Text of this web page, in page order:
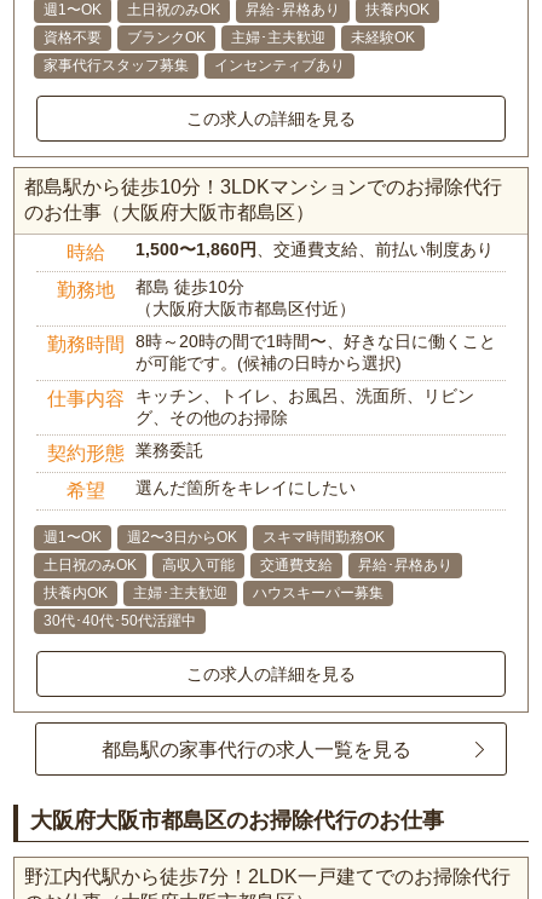
週1〜OK 土日祝のみOK 昇給･昇格あり
扶養内OK
資格不要
ブランクOK 主婦･主夫歓迎
未経験OK
家事代行スタッフ募集
インセンティブあり
この求人の詳細を見る
都島駅から徒歩10分！3LDKマンションでのお掃除代行
のお仕事（大阪府大阪市都島区）
時給 1,500〜1,860円、交通費支給、前払い制度あり
勤務地
都島 徒歩10分
（大阪府大阪市都島区付近）
勤務時間
8時～20時の間で1時間〜、好きな日に働くこと
が可能です。(候補の日時から選択)
仕事内容
キッチン、トイレ、お風呂、洗面所、リビン
グ、その他のお掃除
契約形態 業務委託
希望 選んだ箇所をキレイにしたい
週1〜OK 週2〜3日からOK
スキマ時間勤務OK
土日祝のみOK
高収入可能 交通費支給
昇給･昇格あり
扶養内OK
主婦･主夫歓迎
ハウスキーパー募集
30代･40代･50代活躍中
この求人の詳細を見る
都島駅の家事代行の求人一覧を見る
大阪府大阪市都島区のお掃除代行のお仕事
野江内代駅から徒歩7分！2LDK一戸建てでのお掃除代行